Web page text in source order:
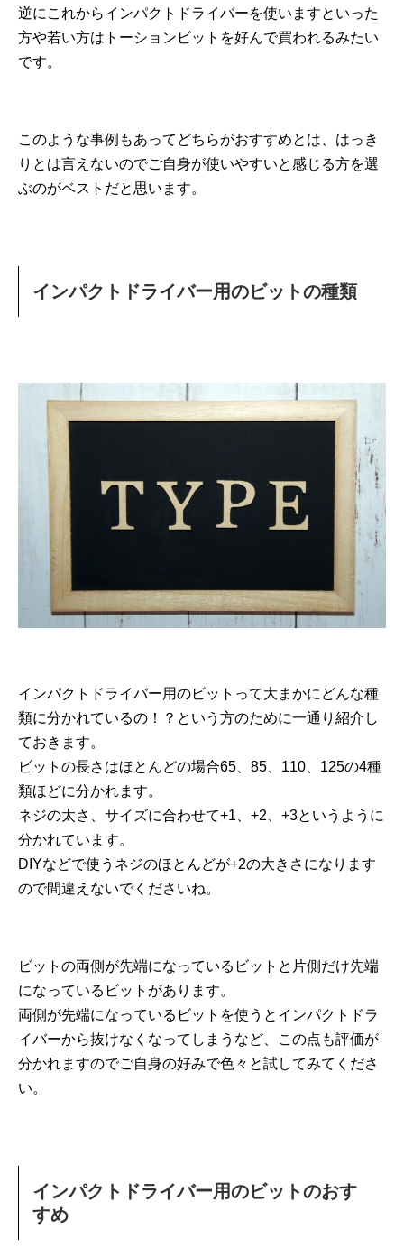
逆にこれからインパクトドライバーを使いますといった
方や若い方はトーションビットを好んで買われるみたい
です。
このような事例もあってどちらがおすすめとは、はっき
りとは言えないのでご自身が使いやすいと感じる方を選
ぶのがベストだと思います。
インパクトドライバー用のビットの種類
インパクトドライバー用のビットって大まかにどんな種
類に分かれているの！？という方のために一通り紹介し
ておきます。
ビットの長さはほとんどの場合65、85、110、125の4種
類ほどに分かれます。
ネジの太さ、サイズに合わせて+1、+2、+3というように
分かれています。
DIYなどで使うネジのほとんどが+2の大きさになります
ので間違えないでくださいね。
ビットの両側が先端になっているビットと片側だけ先端
になっているビットがあります。
両側が先端になっているビットを使うとインパクトドラ
イバーから抜けなくなってしまうなど、この点も評価が
分かれますのでご自身の好みで色々と試してみてくださ
い。
インパクトドライバー用のビットのおす
すめ